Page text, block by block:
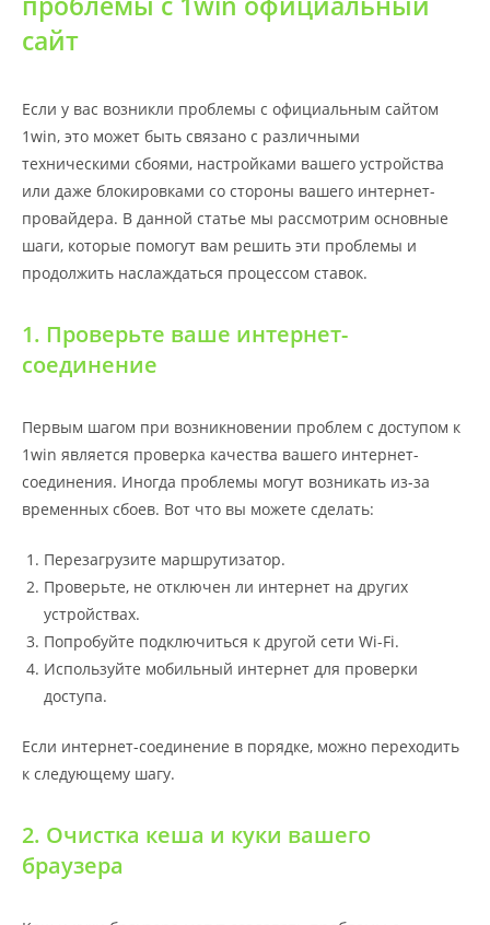
сайт
Если у вас возникли проблемы с официальным сайтом
1win, это может быть связано с различными
техническими сбоями, настройками вашего устройства
или даже блокировками со стороны вашего интернет-
провайдера. В данной статье мы рассмотрим основные
шаги, которые помогут вам решить эти проблемы и
продолжить наслаждаться процессом ставок.
1. Проверьте ваше интернет-
соединение
Первым шагом при возникновении проблем с доступом к
1win является проверка качества вашего интернет-
соединения. Иногда проблемы могут возникать из-за
временных сбоев. Вот что вы можете сделать:
Перезагрузите маршрутизатор.
Проверьте, не отключен ли интернет на других
устройствах.
Попробуйте подключиться к другой сети Wi-Fi.
Используйте мобильный интернет для проверки
доступа.
Если интернет-соединение в порядке, можно переходить
к следующему шагу.
2. Очистка кеша и куки вашего
браузера